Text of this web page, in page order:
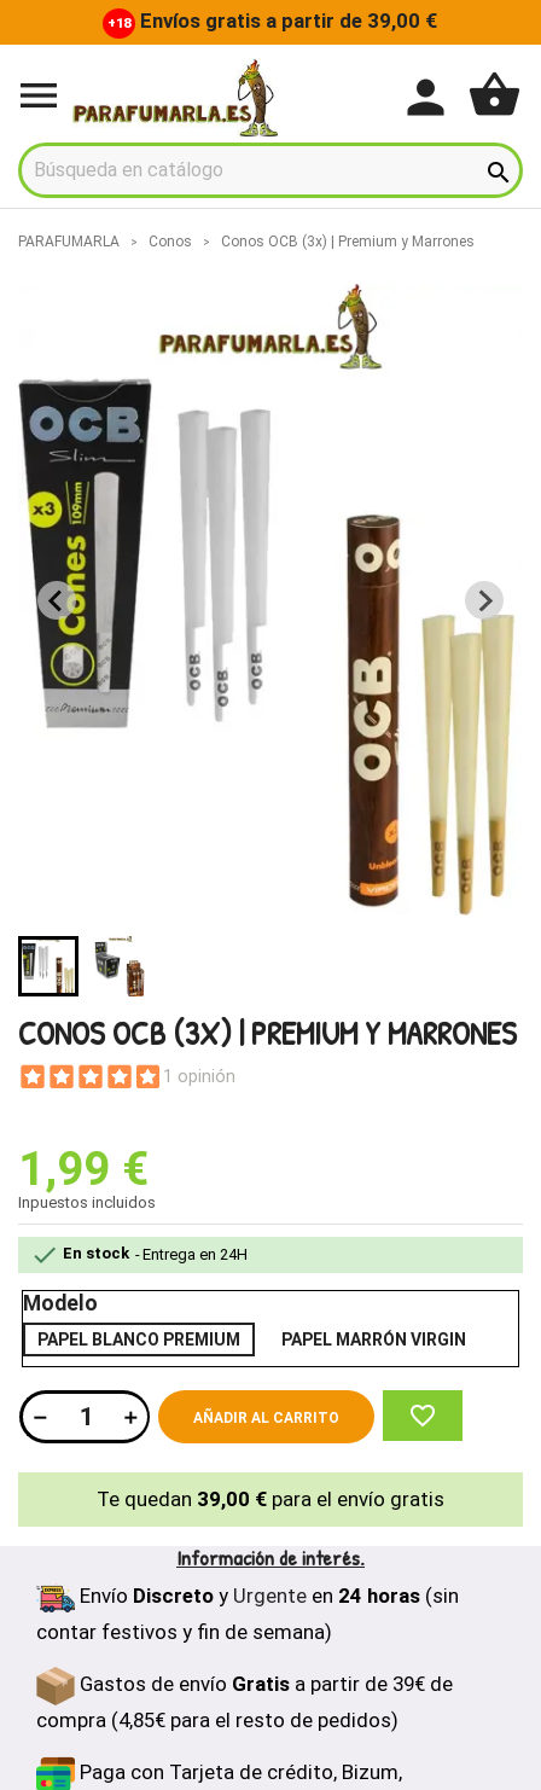
+18 Envíos gratis a partir de 39,00 €
 person shopping_basket

PARAFUMARLA Conos Conos OCB (3x) | Premium y Marrones
CONOS OCB (3X) | PREMIUM Y MARRONES
1 opinión
1,99 €
Inpuestos incluidos
 En stock Entrega en 24H
Modelo
PAPEL BLANCO PREMIUM PAPEL MARRÓN VIRGIN
AÑADIR AL CARRITO favorite_border
Te quedan 39,00 € para el envío gratis
Información de interés.
Envío Discreto y Urgente en 24 horas (sin
contar festivos y fin de semana)
Gastos de envío Gratis a partir de 39€ de
compra (4,85€ para el resto de pedidos)
Paga con Tarjeta de crédito, Bizum,